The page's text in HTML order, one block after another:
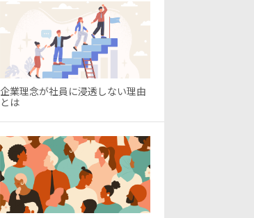
企業理念が社員に浸透しない理由
とは